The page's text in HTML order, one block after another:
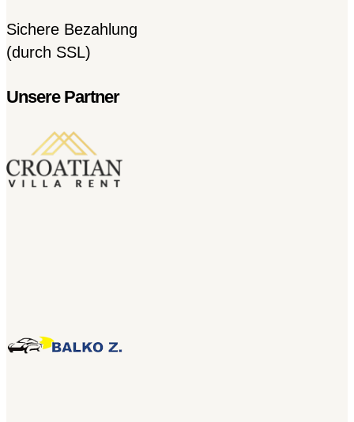
Sichere Bezahlung
(durch SSL)
Unsere Partner